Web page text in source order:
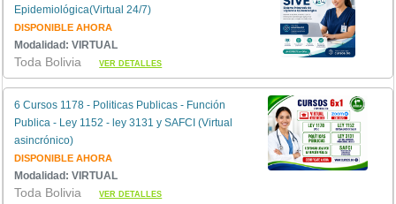
Epidemiológica(Virtual 24/7)
DISPONIBLE AHORA
Modalidad: VIRTUAL
Toda BoliviaVER DETALLES
6 Cursos 1178 - Politicas Publicas - Función
Publica - Ley 1152 - ley 3131 y SAFCI (Virtual
asincrónico)
DISPONIBLE AHORA
Modalidad: VIRTUAL
Toda BoliviaVER DETALLES